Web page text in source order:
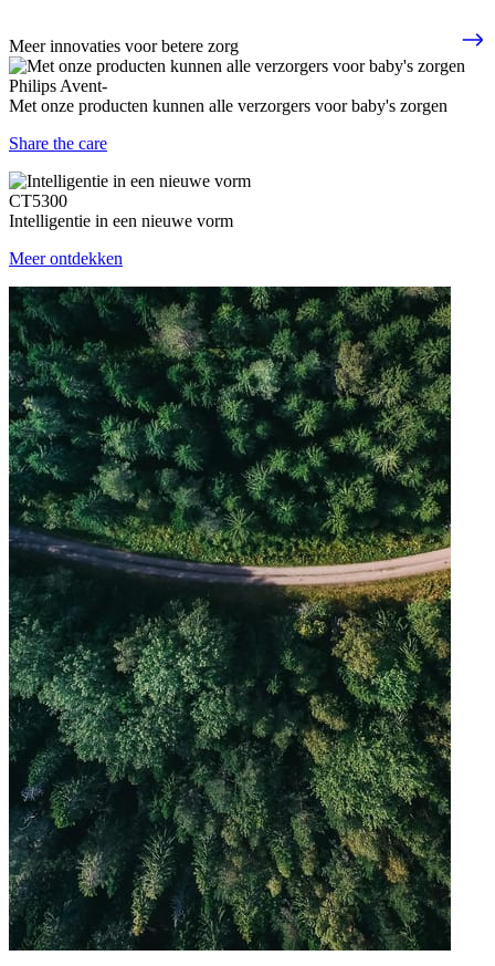
Meer innovaties voor betere zorg
Philips Avent-
Met onze producten kunnen alle verzorgers voor baby's zorgen
Share the care
CT5300
Intelligentie in een nieuwe vorm
Meer ontdekken